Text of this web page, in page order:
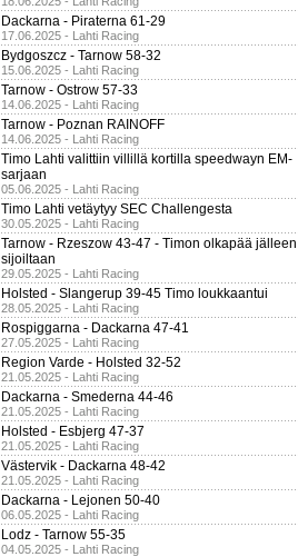
Dackarna - Piraterna 61-29
17.06.2025 - Lahti Racing
Bydgoszcz - Tarnow 58-32
15.06.2025 - Lahti Racing
Tarnow - Ostrow 57-33
14.06.2025 - Lahti Racing
Tarnow - Poznan RAINOFF
14.06.2025 - Lahti Racing
Timo Lahti valittiin villillä kortilla speedwayn EM-
sarjaan
05.06.2025 - Lahti Racing
Timo Lahti vetäytyy SEC Challengesta
30.05.2025 - Lahti Racing
Tarnow - Rzeszow 43-47 - Timon olkapää jälleen
sijoiltaan
29.05.2025 - Lahti Racing
Holsted - Slangerup 39-45 Timo loukkaantui
28.05.2025 - Lahti Racing
Rospiggarna - Dackarna 47-41
27.05.2025 - Lahti Racing
Region Varde - Holsted 32-52
21.05.2025 - Lahti Racing
Dackarna - Smederna 44-46
21.05.2025 - Lahti Racing
Holsted - Esbjerg 47-37
21.05.2025 - Lahti Racing
Västervik - Dackarna 48-42
21.05.2025 - Lahti Racing
Dackarna - Lejonen 50-40
06.05.2025 - Lahti Racing
Lodz - Tarnow 55-35
04.05.2025 - Lahti Racing